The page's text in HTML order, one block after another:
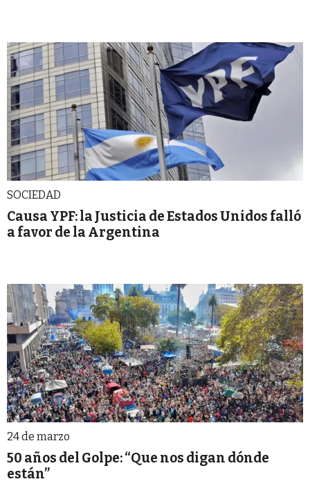
SOCIEDAD
Causa YPF: la Justicia de Estados Unidos falló
a favor de la Argentina
24 de marzo
50 años del Golpe: “Que nos digan dónde
están”